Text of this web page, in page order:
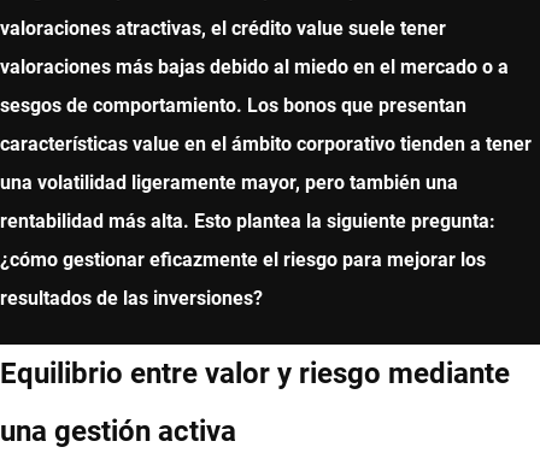
valoraciones atractivas, el crédito value suele tener
valoraciones más bajas debido al miedo en el mercado o a
sesgos de comportamiento. Los bonos que presentan
características value en el ámbito corporativo tienden a tener
una volatilidad ligeramente mayor, pero también una
rentabilidad más alta. Esto plantea la siguiente pregunta:
¿cómo gestionar eficazmente el riesgo para mejorar los
resultados de las inversiones?
Equilibrio entre valor y riesgo mediante
una gestión activa